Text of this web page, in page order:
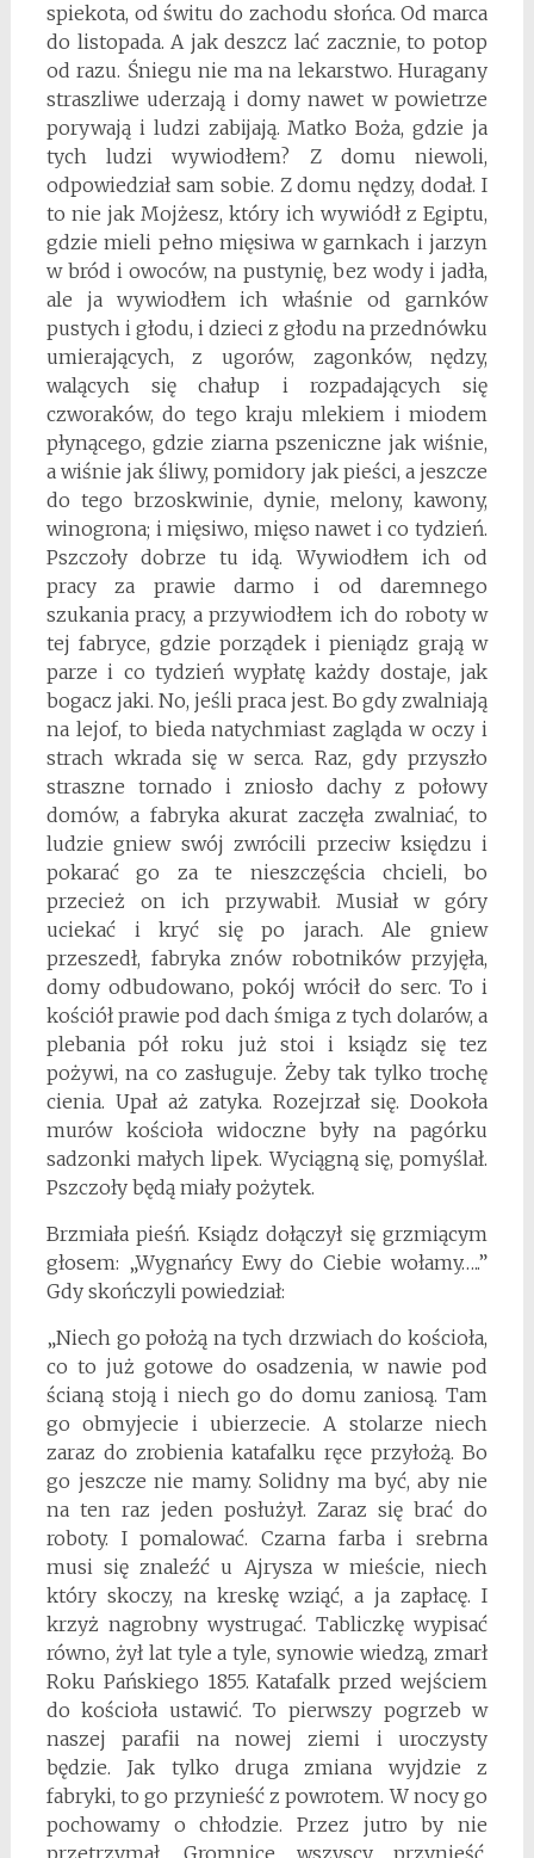
spiekota, od świtu do zachodu słońca. Od marca
do listopada. A jak deszcz lać zacznie, to potop
od razu. Śniegu nie ma na lekarstwo. Huragany
straszliwe uderzają i domy nawet w powietrze
porywają i ludzi zabijają. Matko Boża, gdzie ja
tych ludzi wywiodłem? Z domu niewoli,
odpowiedział sam sobie. Z domu nędzy, dodał. I
to nie jak Mojżesz, który ich wywiódł z Egiptu,
gdzie mieli pełno mięsiwa w garnkach i jarzyn
w bród i owoców, na pustynię, bez wody i jadła,
ale ja wywiodłem ich właśnie od garnków
pustych i głodu, i dzieci z głodu na przednówku
umierających, z ugorów, zagonków, nędzy,
walących się chałup i rozpadających się
czworaków, do tego kraju mlekiem i miodem
płynącego, gdzie ziarna pszeniczne jak wiśnie,
a wiśnie jak śliwy, pomidory jak pieści, a jeszcze
do tego brzoskwinie, dynie, melony, kawony,
winogrona; i mięsiwo, mięso nawet i co tydzień.
Pszczoły dobrze tu idą. Wywiodłem ich od
pracy za prawie darmo i od daremnego
szukania pracy, a przywiodłem ich do roboty w
tej fabryce, gdzie porządek i pieniądz grają w
parze i co tydzień wypłatę każdy dostaje, jak
bogacz jaki. No, jeśli praca jest. Bo gdy zwalniają
na lejof, to bieda natychmiast zagląda w oczy i
strach wkrada się w serca. Raz, gdy przyszło
straszne tornado i zniosło dachy z połowy
domów, a fabryka akurat zaczęła zwalniać, to
ludzie gniew swój zwrócili przeciw księdzu i
pokarać go za te nieszczęścia chcieli, bo
przecież on ich przywabił. Musiał w góry
uciekać i kryć się po jarach. Ale gniew
przeszedł, fabryka znów robotników przyjęła,
domy odbudowano, pokój wrócił do serc. To i
kościół prawie pod dach śmiga z tych dolarów, a
plebania pół roku już stoi i ksiądz się tez
pożywi, na co zasługuje. Żeby tak tylko trochę
cienia. Upał aż zatyka. Rozejrzał się. Dookoła
murów kościoła widoczne były na pagórku
sadzonki małych lipek. Wyciągną się, pomyślał.
Pszczoły będą miały pożytek.
Brzmiała pieśń. Ksiądz dołączył się grzmiącym
głosem: „Wygnańcy Ewy do Ciebie wołamy…..”
Gdy skończyli powiedział:
„Niech go położą na tych drzwiach do kościoła,
co to już gotowe do osadzenia, w nawie pod
ścianą stoją i niech go do domu zaniosą. Tam
go obmyjecie i ubierzecie. A stolarze niech
zaraz do zrobienia katafalku ręce przyłożą. Bo
go jeszcze nie mamy. Solidny ma być, aby nie
na ten raz jeden posłużył. Zaraz się brać do
roboty. I pomalować. Czarna farba i srebrna
musi się znaleźć u Ajrysza w mieście, niech
który skoczy, na kreskę wziąć, a ja zapłacę. I
krzyż nagrobny wystrugać. Tabliczkę wypisać
równo, żył lat tyle a tyle, synowie wiedzą, zmarł
Roku Pańskiego 1855. Katafalk przed wejściem
do kościoła ustawić. To pierwszy pogrzeb w
naszej parafii na nowej ziemi i uroczysty
będzie. Jak tylko druga zmiana wyjdzie z
fabryki, to go przynieść z powrotem. W nocy go
pochowamy o chłodzie. Przez jutro by nie
przetrzymał. Gromnice wszyscy przynieść.